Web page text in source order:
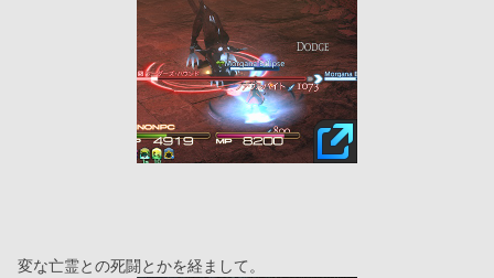
変な亡霊との死闘とかを経まして。